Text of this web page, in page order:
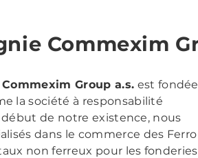
Commexim
Commexim Group a.s. est fondée
la société à responsabilité
de notre existence, nous
dans le commerce des Ferro
non ferreux pour les fonderies